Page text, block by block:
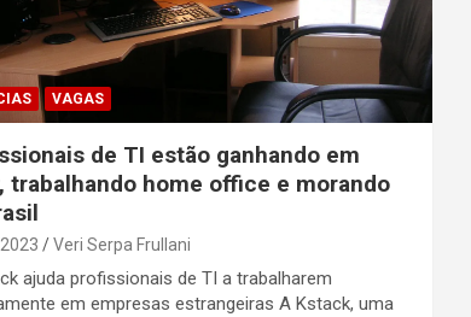
VAGAS
de TI estão ganhando em
trabalhando home office e morando
Veri Serpa Frullani
ajuda profissionais de TI a trabalharem
em empresas estrangeiras A Kstack, uma